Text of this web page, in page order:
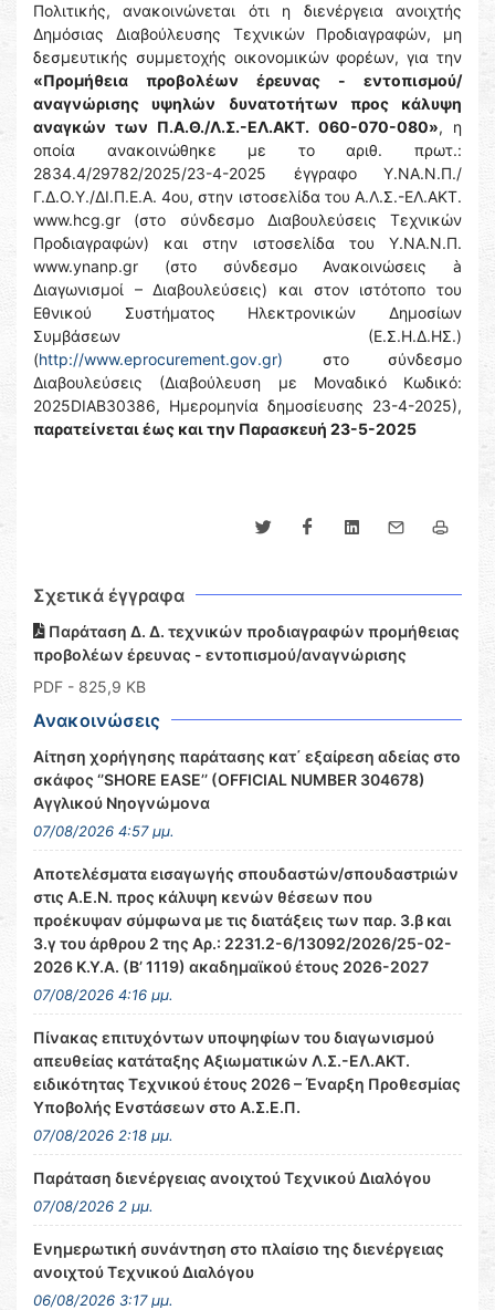
Πολιτικής, ανακοινώνεται ότι η διενέργεια ανοιχτής
Δημόσιας Διαβούλευσης Τεχνικών Προδιαγραφών, μη
δεσμευτικής συμμετοχής οικονομικών φορέων, για την
«Προμήθεια προβολέων έρευνας
- εντοπισμού/
αναγνώρισης υψηλών δυνατοτήτων προς κάλυψη
αναγκών των Π.Α.Θ./Λ.Σ.-ΕΛ.ΑΚΤ. 060-070-080», η
οποία ανακοινώθηκε με το αριθ. πρωτ.:
2834.4/29782/2025/23-4-2025 έγγραφο Υ.ΝΑ.Ν.Π./
Γ.Δ.Ο.Υ./ΔΙ.Π.Ε.Α. 4ου, στην ιστοσελίδα του Α.Λ.Σ.-ΕΛ.ΑΚΤ.
www.hcg.gr (στο σύνδεσμο Διαβουλεύσεις Τεχνικών
Προδιαγραφών) και στην ιστοσελίδα του Y.NA.N.Π.
www.ynanp.gr (στο σύνδεσμο Ανακοινώσεις à
Διαγωνισμοί – Διαβουλεύσεις) και στον ιστότοπο του
Εθνικού Συστήματος Ηλεκτρονικών Δημοσίων
Συμβάσεων (Ε.Σ.Η.Δ.ΗΣ.)
(http://www.eprocurement.gov.gr) στο σύνδεσμο
Διαβουλεύσεις (Διαβούλευση με Μοναδικό Κωδικό:
2025DIAB30386, Ημερομηνία δημοσίευσης 23-4-2025),
παρατείνεται έως και την Παρασκευή 23-5-2025
Σχετικά έγγραφα
Παράταση Δ. Δ. τεχνικών προδιαγραφών προμήθειας
προβολέων έρευνας - εντοπισμού/αναγνώρισης
PDF - 825,9 KB
Ανακοινώσεις
Αίτηση χορήγησης παράτασης κατ΄ εξαίρεση αδείας στο
σκάφος ‘’SHORE EASE’’ (OFFICIAL NUMBER 304678)
Αγγλικού Νηογνώμονα
07/08/2026 4:57 μμ.
Αποτελέσματα εισαγωγής σπουδαστών/σπουδαστριών
στις Α.Ε.Ν. προς κάλυψη κενών θέσεων που
προέκυψαν σύμφωνα με τις διατάξεις των παρ. 3.β και
3.γ του άρθρου 2 της Αρ.: 2231.2-6/13092/2026/25-02-
2026 Κ.Υ.Α. (Β’ 1119) ακαδημαϊκού έτους 2026-2027
07/08/2026 4:16 μμ.
Πίνακας επιτυχόντων υποψηφίων του διαγωνισμού
απευθείας κατάταξης Αξιωματικών Λ.Σ.-ΕΛ.ΑΚΤ.
ειδικότητας Τεχνικού έτους 2026 – Έναρξη Προθεσμίας
Υποβολής Ενστάσεων στο Α.Σ.Ε.Π.
07/08/2026 2:18 μμ.
Παράταση διενέργειας ανοιχτού Τεχνικού Διαλόγου
07/08/2026 2 μμ.
Ενημερωτική συνάντηση στο πλαίσιο της διενέργειας
ανοιχτού Τεχνικού Διαλόγου
06/08/2026 3:17 μμ.